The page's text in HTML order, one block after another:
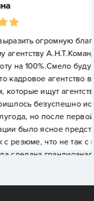
благодарность
отвечает
буду
всем своим
агентство премиум
искать работу
первой же
представление о
не так с подачей
работа над